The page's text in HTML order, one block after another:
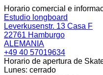
Horario comercial e
Estudio longboard
Leverkusenstr. 13 Casa F
22761 Hamburgo
ALEMANIA
+49 40 57019634
Horario de apertura de
Lunes: cerrado